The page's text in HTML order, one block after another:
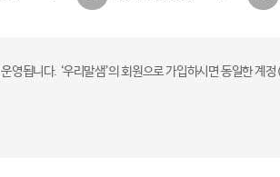
됩니다. ‘우리말샘’의 회원으로 가입하시면 동일한 계